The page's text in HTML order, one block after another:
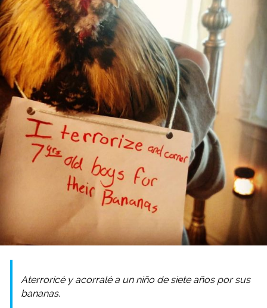
Aterroricé y acorralé a un niño de siete años por sus
bananas.